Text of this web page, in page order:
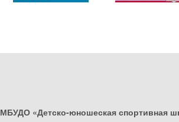
МБУДО «Детско-юношеская спортивная